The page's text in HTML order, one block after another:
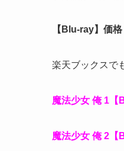
【Blu-ray】価
楽天ブックスで
魔法少女 俺 1【
魔法少女 俺 2【